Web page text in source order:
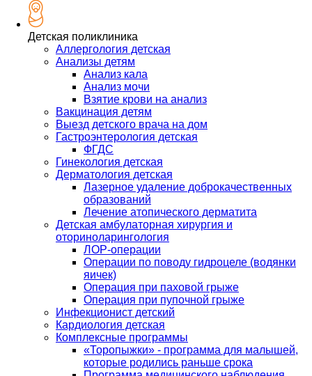
Детская поликлиника
Аллергология детская
Анализы детям
Анализ кала
Анализ мочи
Взятие крови на анализ
Вакцинация детям
Выезд детского врача на дом
Гастроэнтерология детская
ФГДС
Гинекология детская
Дерматология детская
Лазерное удаление доброкачественных
образований
Лечение атопического дерматита
Детская амбулаторная хирургия и
оториноларингология
ЛОР-операции
Операции по поводу гидроцеле (водянки
яичек)
Операция при паховой грыже
Операция при пупочной грыже
Инфекционист детский
Кардиология детская
Комплексные программы
«Торопыжки» - программа для малышей,
которые родились раньше срока